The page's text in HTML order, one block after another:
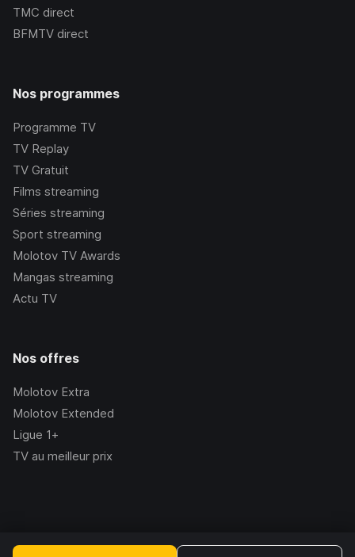
TMC direct
BFMTV direct
Nos programmes
Programme TV
TV Replay
TV Gratuit
Films streaming
Séries streaming
Sport streaming
Molotov TV Awards
Mangas streaming
Actu TV
Nos offres
Molotov Extra
Molotov Extended
Ligue 1+
TV au meilleur prix
2.228.1